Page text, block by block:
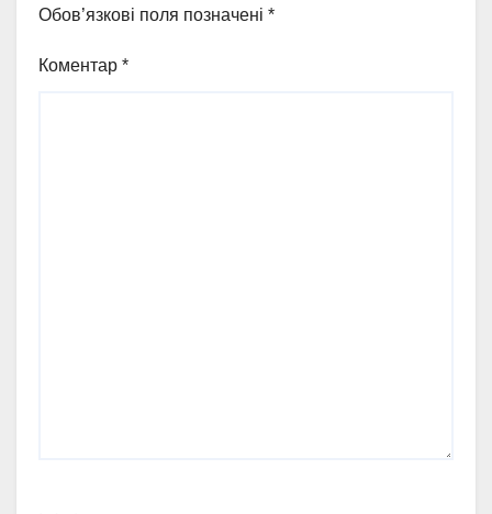
Обов’язкові поля позначені *
Коментар *